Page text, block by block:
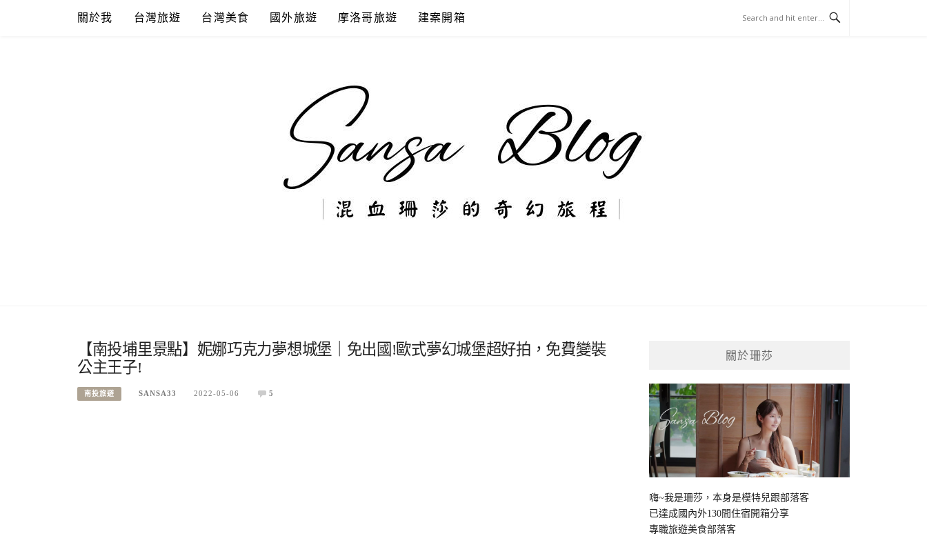
關於我 台灣旅遊 台灣美食 國外旅遊 摩洛哥旅遊 建案開箱
【南投埔里景點】妮娜巧克力夢想城堡｜免出國!歐式夢幻城堡超好拍，免費變裝
公主王子!
南投旅遊 SANSA33 2022-05-06 5
關於珊莎
嗨~我是珊莎，本身是模特兒跟部落客
已達成國內外130間住宿開箱分享
專職旅遊美食部落客